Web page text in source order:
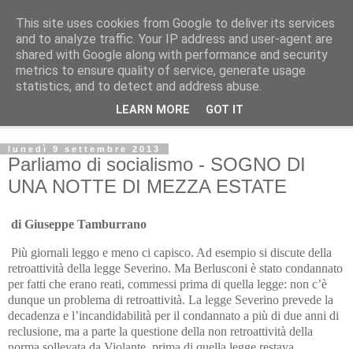
Avvenire dei lavoratori
POLITICA
lunedì 9 settembre 2013
Parliamo di socialismo - SOGNO DI
UNA NOTTE DI MEZZA ESTATE
di Giuseppe Tamburrano
Più giornali leggo e meno ci capisco. Ad esempio si discute della
retroattività della legge Severino. Ma Berlusconi è stato condannato
per fatti che erano reati, commessi prima di quella legge: non c’è
dunque un problema di retroattività. La legge Severino prevede la
decadenza e l’incandidabilità per il condannato a più di due anni di
reclusione, ma a parte la questione della non retroattività della
This site uses cookies from Google to deliver its services
and to analyze traffic. Your IP address and user-agent are
shared with Google along with performance and security
metrics to ensure quality of service, generate usage
statistics, and to detect and address abuse.
LEARN MORE GOT IT